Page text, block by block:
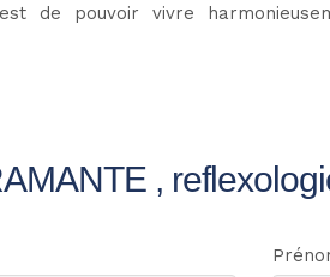
de pouvoir vivre
,